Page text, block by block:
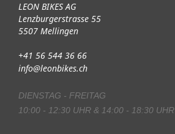
LEON BIKES AG
Lenzburgerstrasse 55
5507 Mellingen
+41 56 544 36 66
info@leonbikes.ch
DIENSTAG - FREITAG
10:00 - 12:30 UHR & 14:00 - 18:30 UHR